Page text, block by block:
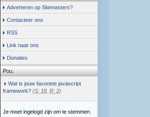
Adverteren op Sitemasters?
Contacteer ons
RSS
Link naar ons
Donaties
Poll
Wat is jouw favoriete javascript
framework? (S: 18 R: 2)
Je moet ingelogd zijn om te stemmen.